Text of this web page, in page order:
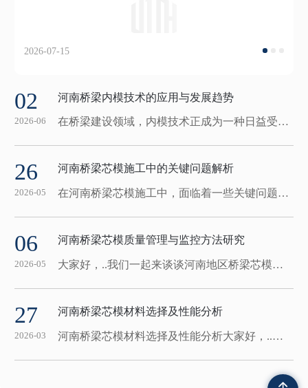
2026-07-15
02
2026-06
河南桥梁内模技术的应用与发展趋势
在桥梁建设领域，内模技术正成为一种日益受到重视的施工方式。通过内模技术，我们可以对桥梁结构进行更加精细化的施工管理和控制，有效提高了施工效率，降低了施工难度。内模技术的应用不仅仅局限于传统桥梁结构，如梁、墩等部位，还扩展到了桥梁的各个功能部件，例如防撞设施、防护栏等。这种技术的广泛应用，使得整个桥梁结构更加..，具有更...
26
2026-05
河南桥梁芯模施工中的关键问题解析
在河南桥梁芯模施工中，面临着一些关键问题需要认真解析。首先，材料选择至关重要。选择质量可靠的芯模对桥梁的结构和耐久性具有直接影响。其次，在施工过程中需要严格控制时间节点，..各个阶段协调进行。同时，人员技术水平也是不可忽视的因素，只有具备专业知识和经验的工作人员才能..施工质量。另一个关键问题是 管理。施工现场存在各...
06
2026-05
河南桥梁芯模质量管理与监控方法研究
大家好，..我们一起来谈谈河南地区桥梁芯模质量管理与监控方法的研究。桥梁作为城市重要的基础设施之一，其建设质量直接关系到人们出行 和城市发展。在桥梁建设中，芯模作为一个重要组成部分，在质量管理和监控方面扮演着至关重要的角色。首先，针对桥梁芯模质量管理，..们提出了一系列有效的措施。通过定期检查，及时发现和解决芯模存在...
27
2026-03
河南桥梁芯模材料选择及性能分析
河南桥梁芯模材料选择及性能分析大家好，..我来和大家分享一下河南桥梁芯模材料的选择以及性能分析。在选择桥梁芯模材料时，我们需要考虑到多个因素，其中关键的因素包括材料的强度、耐久性、成本等方面。首先，让我们来看一下材料的强度。对于桥梁芯模而言，强度是至关重要的一个指标。我们需要选择具有足够强度的材料来..桥梁的稳定性和安...